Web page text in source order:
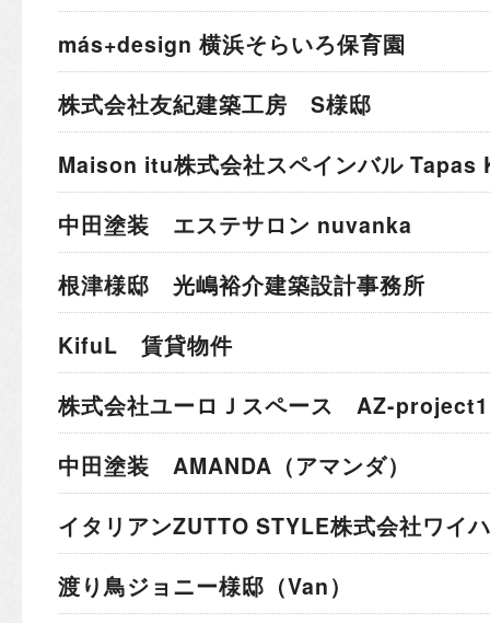
más+design 横浜そらいろ保育園
株式会社友紀建築工房 S様邸
Maison itu株式会社スペインバル
中田塗装 エステサロン nuvanka
根津様邸 光嶋裕介建築設計事務所
KifuL 賃貸物件
株式会社ユーロＪスペース AZ-project1
中田塗装 AMANDA（アマンダ）
イタリアンZUTTO STYLE株式会社ワイ
渡り鳥ジョニー様邸（Van）